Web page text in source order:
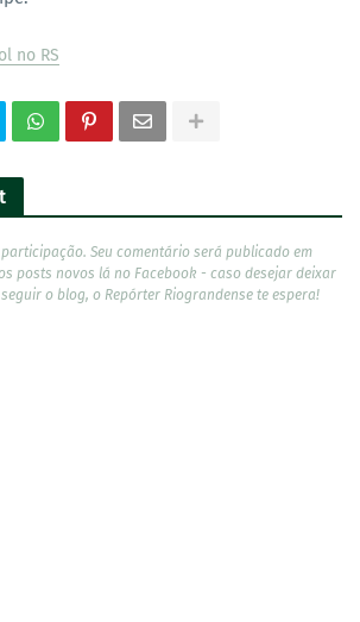
no RS
Seu comentário será publicado em
posts novos lá no Facebook - caso desejar deixar
o blog, o Repórter Riograndense te espera!